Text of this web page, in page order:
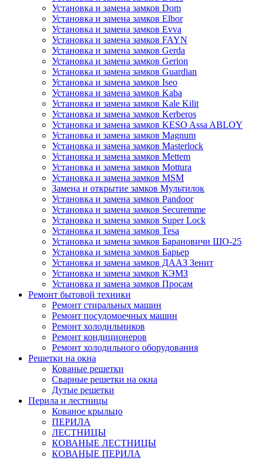
Установка и замена замков Dom
Установка и замена замков Elbor
Установка и замена замков Evva
Установка и замена замков FAYN
Установка и замена замков Gerda
Установка и замена замков Gerion
Установка и замена замков Guardian
Установка и замена замков Iseo
Установка и замена замков Kaba
Установка и замена замков Kale Kilit
Установка и замена замков Kerberos
Установка и замена замков KESO Assa ABLOY
Установка и замена замков Magnum
Установка и замена замков Masterlock
Установка и замена замков Mettem
Установка и замена замков Mottura
Установка и замена замков MSM
Замена и открытие замков Мультилок
Установка и замена замков Pandoor
Установка и замена замков Securemme
Установка и замена замков Super Lock
Установка и замена замков Tesa
Установка и замена замков Барановичи ШО-25
Установка и замена замков Барьер
Установка и замена замков ДААЗ Зенит
Установка и замена замков КЭМЗ
Установка и замена замков Просам
Ремонт бытовой техники
Ремонт стиральных машин
Ремонт посудомоечных машин
Ремонт холодильников
Ремонт кондиционеров
Ремонт холодильного оборудования
Решетки на окна
Кованые решетки
Сварные решетки на окна
Дутые решетки
Перила и лестницы
Кованое крыльцо
ПЕРИЛА
ЛЕСТНИЦЫ
КОВАНЫЕ ЛЕСТНИЦЫ
КОВАНЫЕ ПЕРИЛА